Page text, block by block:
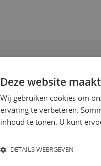
Deze website
Wij gebruiken cookies om
ervaring te verbeteren.
inhoud te tonen. U kunt
DETAILS WEERGEVEN